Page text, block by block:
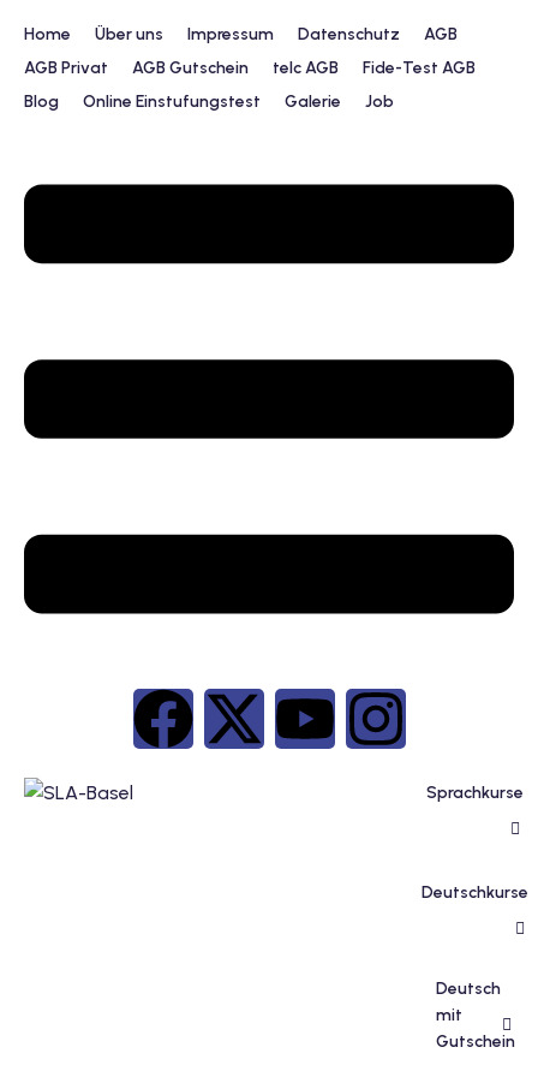
Home Über uns Impressum Datenschutz
AGB
AGB Privat
AGB Gutschein telc AGB
Fide-Test AGB
Blog
Online Einstufungstest Galerie Job
Sprachkurse
Deutschkurse
Deutsch
mit
Gutschein
Englisch
Französisch